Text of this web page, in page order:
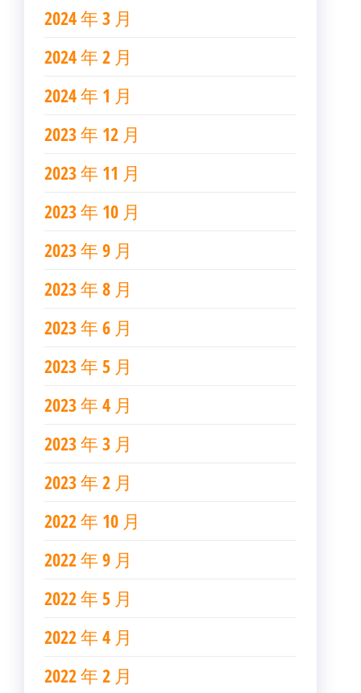
2024 年 3 月
2024 年 2 月
2024 年 1 月
2023 年 12 月
2023 年 11 月
2023 年 10 月
2023 年 9 月
2023 年 8 月
2023 年 6 月
2023 年 5 月
2023 年 4 月
2023 年 3 月
2023 年 2 月
2022 年 10 月
2022 年 9 月
2022 年 5 月
2022 年 4 月
2022 年 2 月